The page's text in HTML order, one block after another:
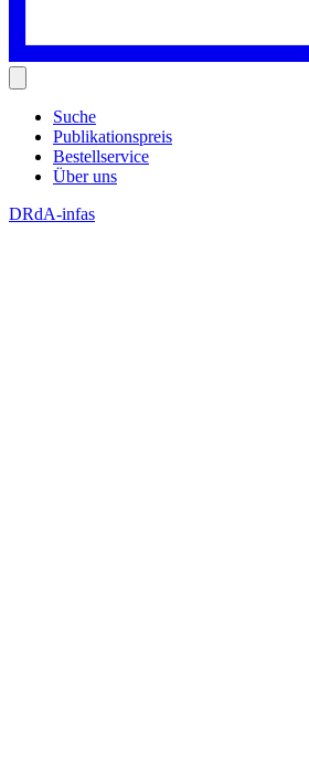
Suche
Publikationspreis
Bestellservice
Über uns
DRdA-infas